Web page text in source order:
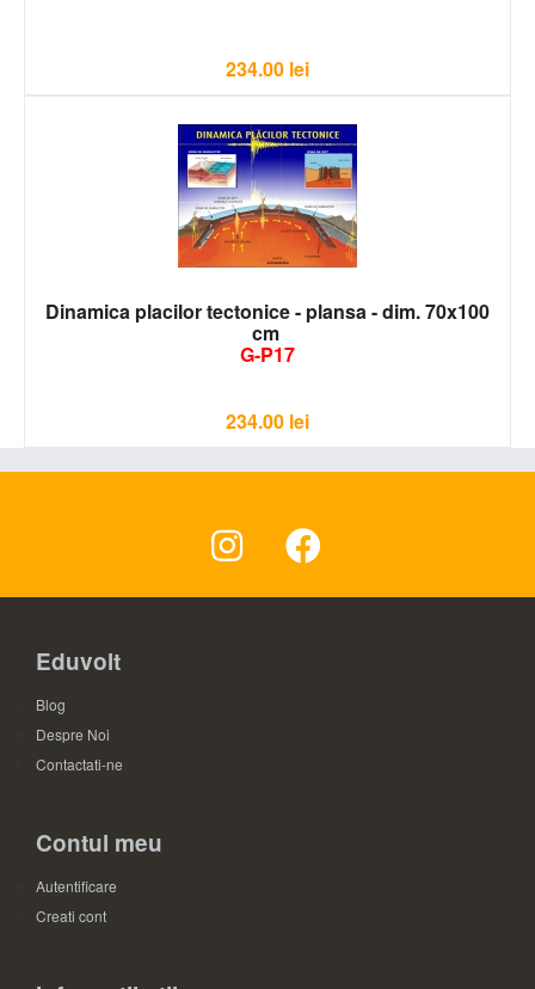
234.00 lei
Dinamica placilor tectonice - plansa - dim. 70x100
cm
G-P17
234.00 lei
Eduvolt
Blog
Despre Noi
Contactati-ne
Contul meu
Autentificare
Creati cont